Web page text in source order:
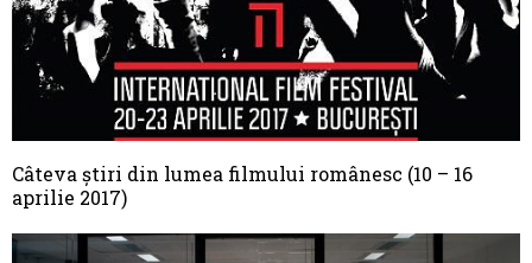
Câteva știri din lumea filmului românesc (10 – 16
aprilie 2017)